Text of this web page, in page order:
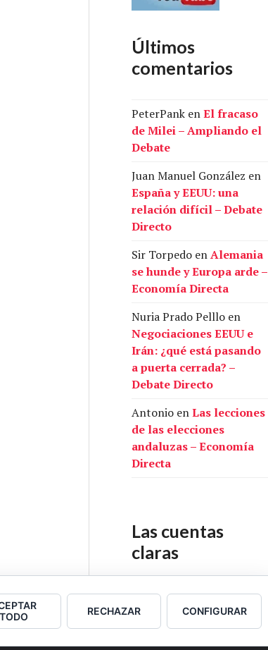
Últimos
comentarios
PeterPank enEl fracaso
de Milei – Ampliando el
Debate
Juan Manuel González en
España y EEUU: una
relación difícil – Debate
Directo
Sir Torpedo enAlemania
se hunde y Europa arde –
Economía Directa
Nuria Prado Pelllo en
Negociaciones EEUU e
Irán: ¿qué está pasando
a puerta cerrada? –
Debate Directo
Antonio enLas lecciones
de las elecciones
andaluzas – Economía
Directa
Las cuentas
claras
Nuestras cuentas
TODO
RECHAZAR CONFIGURAR